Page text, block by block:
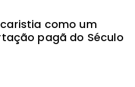
como um
pagã do Século